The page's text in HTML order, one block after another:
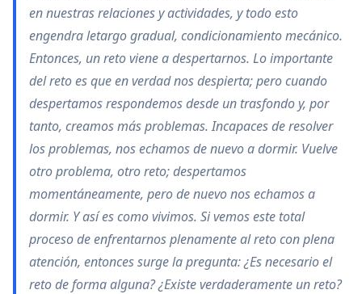
en nuestras relaciones y actividades, y todo esto
engendra letargo gradual, condicionamiento mecánico.
Entonces, un reto viene a despertarnos. Lo importante
del reto es que en verdad nos despierta; pero cuando
despertamos respondemos desde un trasfondo y, por
tanto, creamos más problemas. Incapaces de resolver
los problemas, nos echamos de nuevo a dormir. Vuelve
otro problema, otro reto; despertamos
momentáneamente, pero de nuevo nos echamos a
dormir. Y así es como vivimos. Si vemos este total
proceso de enfrentarnos plenamente al reto con plena
atención, entonces surge la pregunta: ¿Es necesario el
reto de forma alguna? ¿Existe verdaderamente un reto?